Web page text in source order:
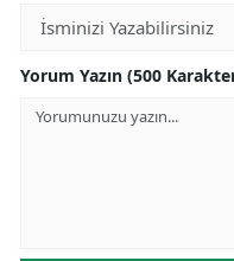
Yorum Yazın (500